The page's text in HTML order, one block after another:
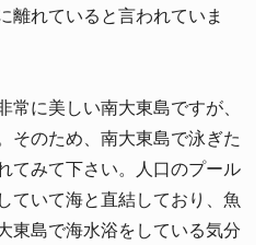
離れていると言われていま
に美しい南大東島ですが、
そのため、南大東島で泳ぎた
てみて下さい。人口のプール
ていて海と直結しており、魚
東島で海水浴をしている気分